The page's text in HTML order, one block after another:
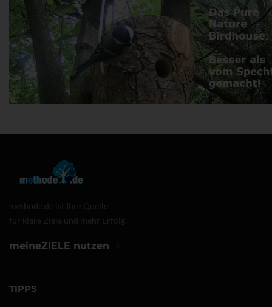
methode.de ist Ihre Quelle
für klare Ziele und mehr Erfolg.
meineZIELE nutzen
TIPPS